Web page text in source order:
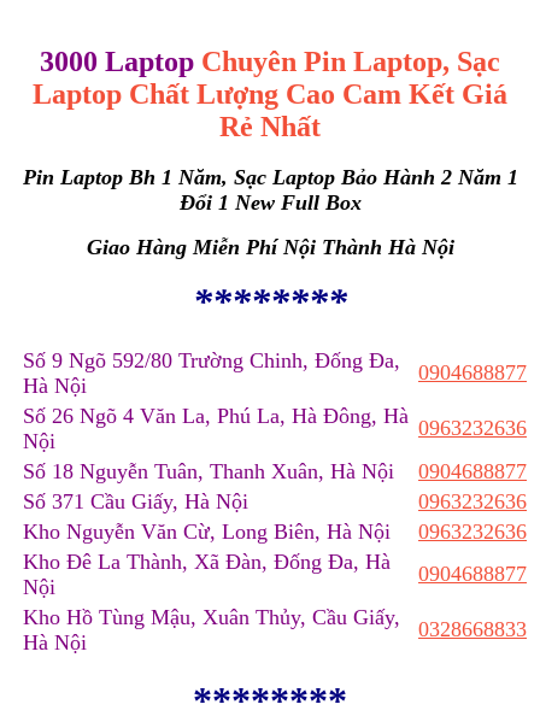
3000 Laptop Chuyên Pin Laptop, Sạc
Laptop Chất Lượng Cao Cam Kết Giá
Rẻ Nhất
Pin Laptop Bh 1 Năm, Sạc Laptop Bảo Hành 2 Năm 1
Đổi 1 New Full Box
Giao Hàng Miễn Phí Nội Thành Hà Nội
********
Số 9 Ngõ 592/80 Trường Chinh, Đống Đa,
Hà Nội
0904688877
Số 26 Ngõ 4 Văn La, Phú La, Hà Đông, Hà
Nội
0963232636
Số 18 Nguyễn Tuân, Thanh Xuân, Hà Nội
0904688877
Số 371 Cầu Giấy, Hà Nội
0963232636
Kho Nguyễn Văn Cừ, Long Biên, Hà Nội
0963232636
Kho Đê La Thành, Xã Đàn, Đống Đa, Hà
Nội
0904688877
Kho Hồ Tùng Mậu, Xuân Thủy, Cầu Giấy,
Hà Nội
0328668833
********